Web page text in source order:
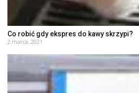
Co robić gdy ekspres do kawy skrzypi?
2 marca, 2021